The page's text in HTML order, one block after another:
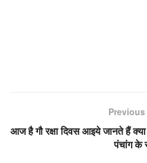
आज है गौ रक्षा दिवस आइये जानते हैं
पंचांग के